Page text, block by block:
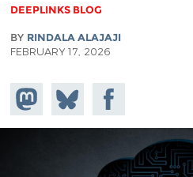
DEEPLINKS BLOG
BY RINDALA ALAJAJI
FEBRUARY 17, 2026
Share on
Mastodon
Share
on
Bluesky
Share on
Facebook